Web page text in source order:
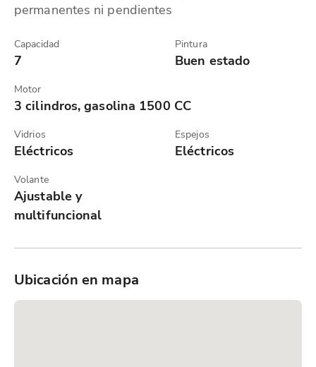
permanentes ni pendientes
Capacidad
7
Pintura
Buen estado
Motor
3 cilindros, gasolina 1500 CC
Vidrios
Eléctricos
Espejos
Eléctricos
Volante
Ajustable y
multifuncional
Ubicación en mapa